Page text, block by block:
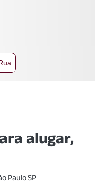
alugar,
Paulo SP